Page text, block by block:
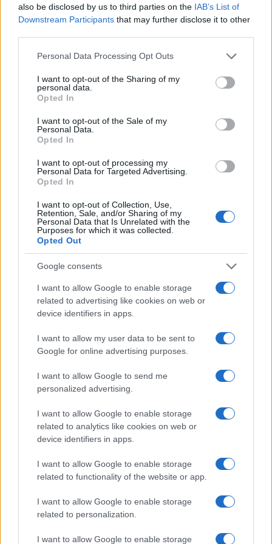
also be disclosed by us to third parties on the IAB’s List of
Downstream Participants that may further disclose it to other
Please note that this website/app uses one or more Google
not limited to your visit or usage behaviour. You may click to
grant or deny consent to Google and its third-party tags to
use your data for below specified purposes in below Google
consent section.
Personal Data Processing Opt Outs
I want to opt-out of the Sharing of my
personal data.
Opted In
I want to opt-out of the Sale of my
Personal Data.
Opted In
I want to opt-out of processing my
Personal Data for Targeted Advertising.
Opted In
I want to opt-out of Collection, Use,
Retention, Sale, and/or Sharing of my
Personal Data that Is Unrelated with the
Purposes for which it was collected.
Opted Out
Google consents
I want to allow Google to enable storage
related to advertising like cookies on web or
device identifiers in apps.
I want to allow my user data to be sent to
Google for online advertising purposes.
I want to allow Google to send me
personalized advertising.
I want to allow Google to enable storage
related to analytics like cookies on web or
device identifiers in apps.
I want to allow Google to enable storage
related to functionality of the website or app.
I want to allow Google to enable storage
related to personalization.
I want to allow Google to enable storage
Sigue leyendo
FINANZAS
Identifica y elimina suscripciones, fees y compras impulsivas
Marta Ruiz · 8 Ago 2026
FINANZAS